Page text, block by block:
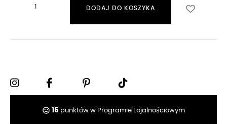
DODAJ DO KOSZYKA
tag_faces 16 punktów w Programie Lojalnościowym